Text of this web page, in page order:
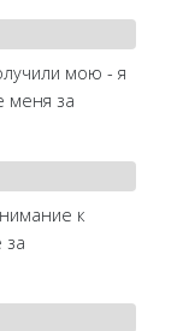
мою - я
меня за
к
за